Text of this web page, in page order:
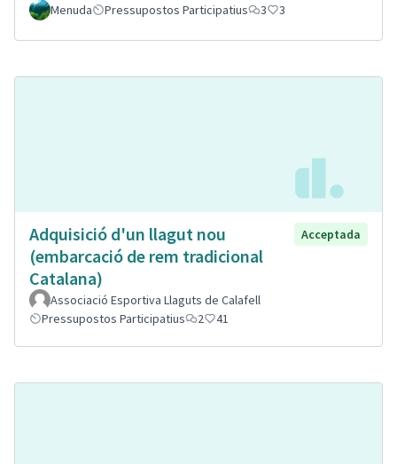
Menuda Pressupostos Participatius 3 3
Adquisició d'un llagut nou
(embarcació de rem tradicional
Catalana)
Acceptada
Associació Esportiva Llaguts de Calafell
Pressupostos Participatius
2 41